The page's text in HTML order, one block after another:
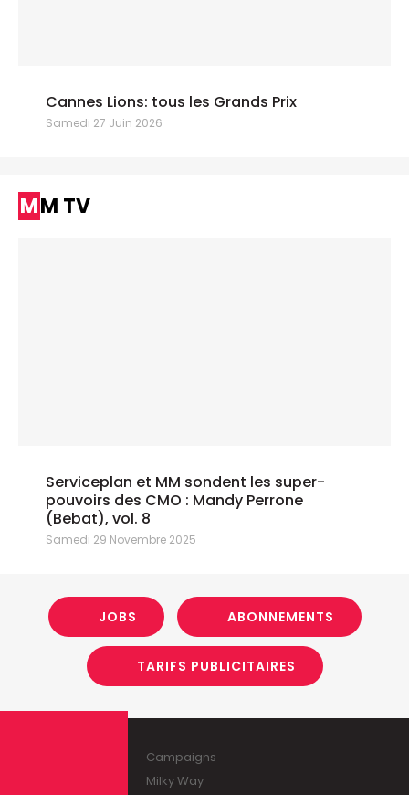
Cannes Lions: tous les Grands Prix
Samedi 27 Juin 2026
MM TV
Serviceplan et MM sondent les super-
pouvoirs des CMO : Mandy Perrone
(Bebat), vol. 8
Samedi 29 Novembre 2025
JOBS ABONNEMENTS
TARIFS PUBLICITAIRES
Campaigns
Milky Way